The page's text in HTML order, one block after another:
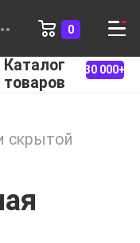
0
Каталог
товаров
30 000+
скрытой